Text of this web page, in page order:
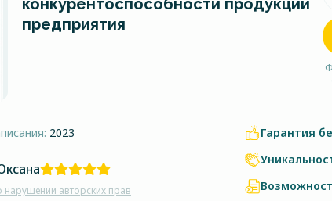
конкурентоспособности продукции
предприятия
2023
авторских прав
Гарантия